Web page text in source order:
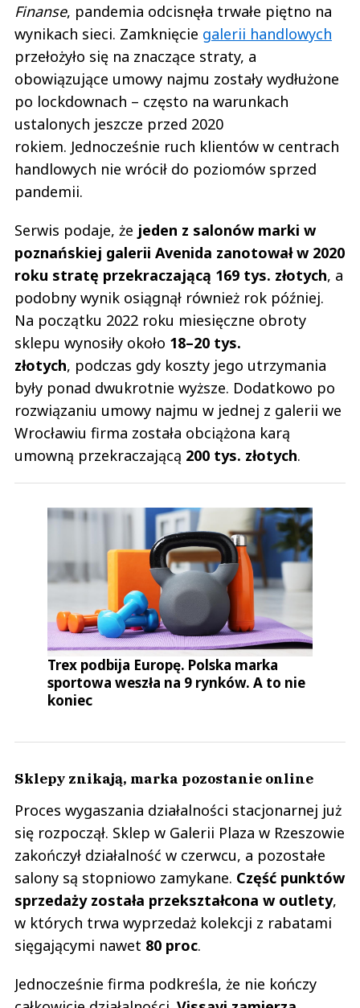
Finanse, pandemia odcisnęła trwałe piętno na
wynikach sieci. Zamknięcie galerii handlowych
przełożyło się na znaczące straty, a
obowiązujące umowy najmu zostały wydłużone
po lockdownach – często na warunkach
ustalonych jeszcze przed 2020
rokiem. Jednocześnie ruch klientów w centrach
handlowych nie wrócił do poziomów sprzed
pandemii.
Serwis podaje, że jeden z salonów marki w
poznańskiej galerii Avenida zanotował w 2020
roku stratę przekraczającą 169 tys. złotych, a
podobny wynik osiągnął również rok później.
Na początku 2022 roku miesięczne obroty
sklepu wynosiły około 18–20 tys.
złotych, podczas gdy koszty jego utrzymania
były ponad dwukrotnie wyższe. Dodatkowo po
rozwiązaniu umowy najmu w jednej z galerii we
Wrocławiu firma została obciążona karą
umowną przekraczającą 200 tys. złotych.
Trex podbija Europę. Polska marka
sportowa weszła na 9 rynków. A to nie
koniec
Sklepy znikają, marka pozostanie online
Proces wygaszania działalności stacjonarnej już
się rozpoczął. Sklep w Galerii Plaza w Rzeszowie
zakończył działalność w czerwcu, a pozostałe
salony są stopniowo zamykane. Część punktów
sprzedaży została przekształcona w outlety,
w których trwa wyprzedaż kolekcji z rabatami
sięgającymi nawet 80 proc.
Jednocześnie firma podkreśla, że nie kończy